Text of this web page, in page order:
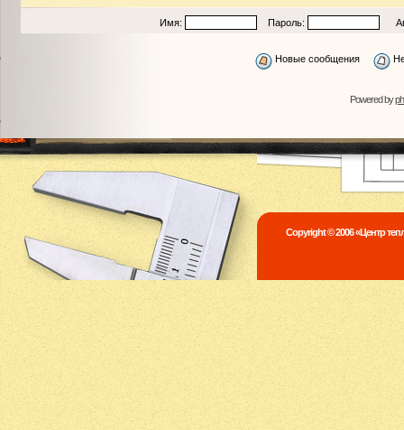
Имя: Пароль:
Новые сообщения
Powered by
Copyright © 2006 «Центр